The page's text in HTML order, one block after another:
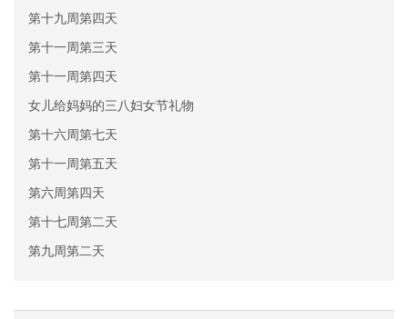
第十九周第四天
第十一周第三天
第十一周第四天
女儿给妈妈的三八妇女节礼物
第十六周第七天
第十一周第五天
第六周第四天
第十七周第二天
第九周第二天